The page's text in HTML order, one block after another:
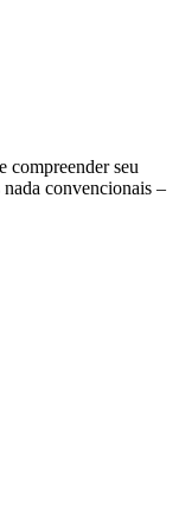
compreender seu
convencionais –